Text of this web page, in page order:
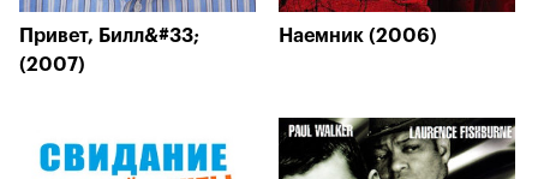
Привет, Билл&#33;
(2007)
Наемник (2006)